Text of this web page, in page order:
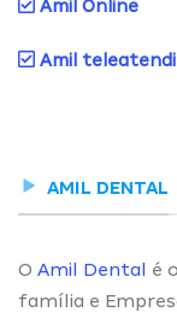
Amil Online
Amil
AMIL DENTAL
O Amil Dental é
família e